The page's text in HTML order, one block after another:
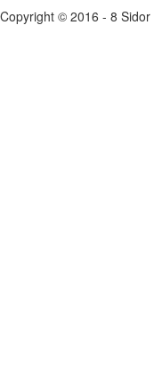
Copyright © 2016 - 8 Sidor